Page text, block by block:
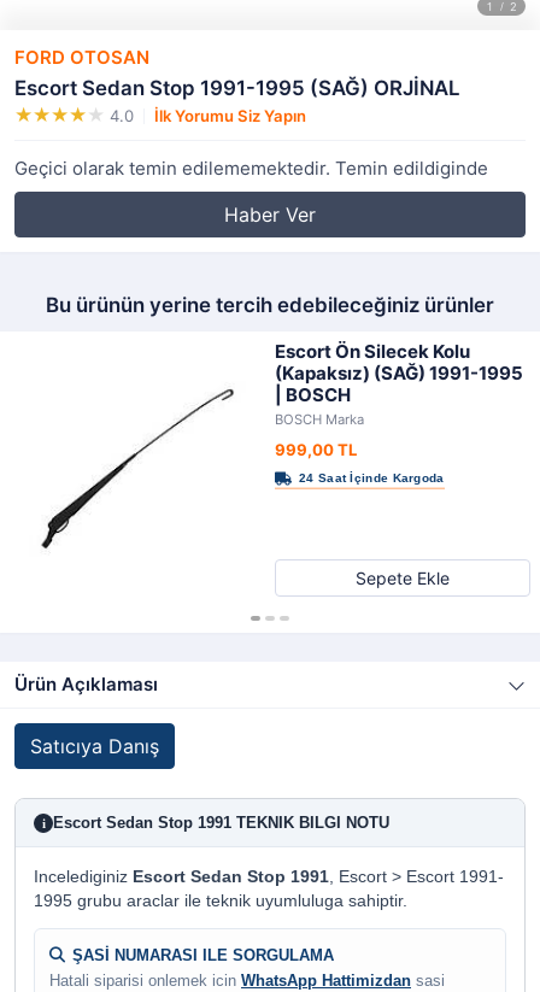
FORD OTOSAN
Escort Sedan Stop 1991-1995 (SAĞ) ORJİNAL
4.0 İlk Yorumu Siz Yapın
Geçici olarak temin edilememektedir. Temin edildiginde
Haber Ver
Bu ürünün yerine tercih edebileceğiniz ürünler
Escort Ön Silecek Kolu
(Kapaksız) (SAĞ) 1991-1995
| BOSCH
BOSCH Marka
999,00 TL
Sepete Ekle
Ürün Açıklaması
Satıcıya Danış
i Escort Sedan Stop 1991 TEKNIK BILGI NOTU
Incelediginiz Escort Sedan Stop 1991, Escort > Escort 1991-
1995 grubu araclar ile teknik uyumluluga sahiptir.
ŞASİ NUMARASI ILE SORGULAMA
Hatali siparisi onlemek icin WhatsApp Hattimizdan sasi